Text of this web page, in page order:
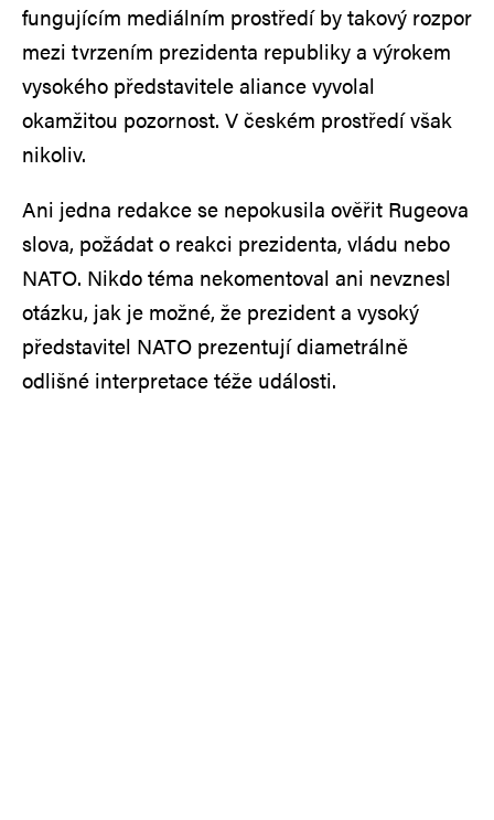
fungujícím mediálním prostředí by takový rozpor
mezi tvrzením prezidenta republiky a výrokem
vysokého představitele aliance vyvolal
okamžitou pozornost. V českém prostředí však
nikoliv.
Ani jedna redakce se nepokusila ověřit Rugeova
slova, požádat o reakci prezidenta, vládu nebo
NATO. Nikdo téma nekomentoval ani nevznesl
otázku, jak je možné, že prezident a vysoký
představitel NATO prezentují diametrálně
odlišné interpretace téže události.